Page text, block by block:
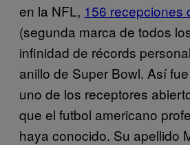
en la NFL, 156 recepciones
(segunda marca de todos
infinidad de récords
anillo de Super Bowl. Así
uno de los receptores
que el futbol americano
haya conocido. Su apellido